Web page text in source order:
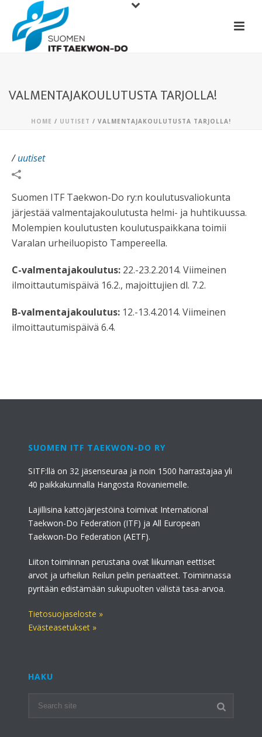
VALMENTAJAKOULUTUSTA TARJOLLA!
HOME / UUTISET / VALMENTAJAKOULUTUSTA TARJOLLA!
/uutiset
Suomen ITF Taekwon-Do ry:n koulutusvaliokunta
järjestää valmentajakoulutusta helmi- ja huhtikuussa.
Molempien koulutusten koulutuspaikkana toimii
Varalan urheiluopisto Tampereella.
C-valmentajakoulutus: 22.-23.2.2014. Viimeinen
ilmoittautumispäivä 16.2., majoittujien dl. 7.2.
B-valmentajakoulutus: 12.-13.4.2014. Viimeinen
ilmoittautumispäivä 6.4.
SUOMEN ITF TAEKWON-DO RY
SITF:llä on 32 jäsenseuraa ja noin 1500 harrastajaa yli
40 paikkakunnalla Hangosta Rovaniemelle.
Lajillisina kattojärjestöinä toimivat International
Taekwon-Do Federation (ITF) ja All European
Taekwon-Do Federation (AETF).
Liiton toiminnan perustana ovat liikunnan eettiset
arvot ja urheilun Reilun pelin periaatteet. Toiminnassa
pyritään edistämään sukupuolten välistä tasa-arvoa.
Tietosuojaseloste »
Evästeasetukset »
HAKU